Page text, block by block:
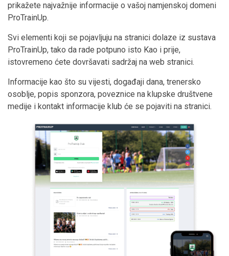
prikažete najvažnije informacije o vašoj namjenskoj domeni
ProTrainUp.
Svi elementi koji se pojavljuju na stranici dolaze iz sustava
ProTrainUp, tako da rade potpuno isto Kao i prije,
istovremeno ćete dovršavati sadržaj na web stranici.
Informacije kao što su vijesti, događaji dana, trenersko
osoblje, popis sponzora, poveznice na klupske društvene
medije i kontakt informacije klub će se pojaviti na stranici.